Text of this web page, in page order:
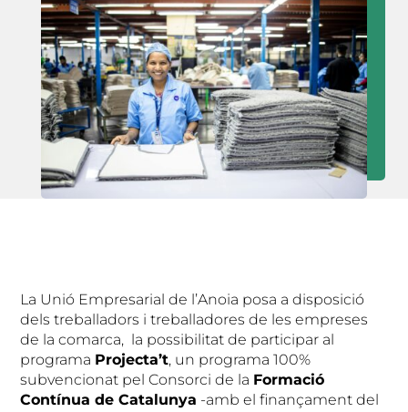
La Unió Empresarial de l’Anoia posa a disposició
dels treballadors i treballadores de les empreses
de la comarca, la possibilitat de participar al
programa Projecta’t, un programa 100%
subvencionat pel Consorci de la Formació
Contínua de Catalunya -amb el finançament del